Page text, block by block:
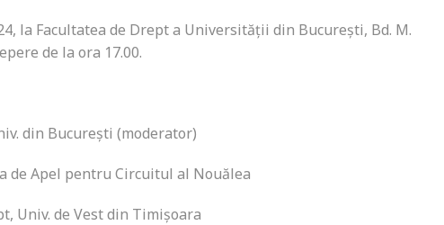
la Facultatea de Drept a Universității din București, Bd. M.
de la ora 17.00.
din București (moderator)
de Apel pentru Circuitul al Nouălea
Univ. de Vest din Timișoara